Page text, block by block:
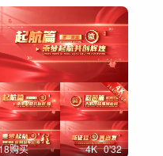
购买 4K 0'32